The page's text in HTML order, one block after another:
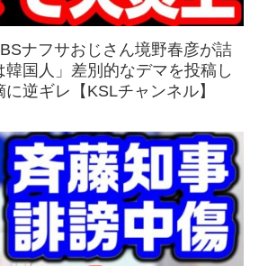
ナフサおじさん境野春彦が詰
韓国人」差別的なデマを投稿し
逆ギレ【KSLチャンネル】